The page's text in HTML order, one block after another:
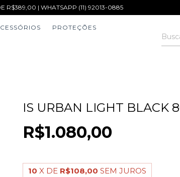
R$389,00 | WHATSAPP (11) 92013-0885
PROTEÇÕES
IS URBAN LIGHT BLACK
R$1.080,00
10 X DE R$108,00 SEM JUROS